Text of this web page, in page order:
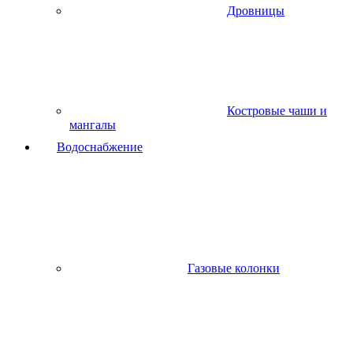
Дровницы
Костровые чаши и
мангалы
Водоснабжение
Газовые колонки